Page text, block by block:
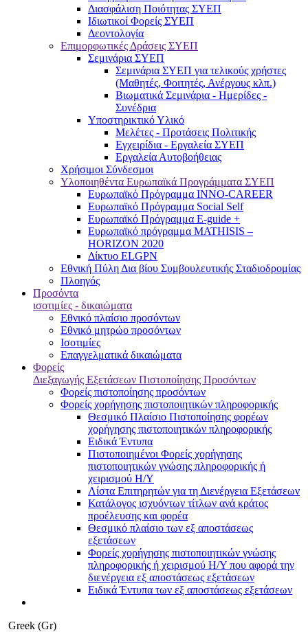
Διασφάλιση Ποιότητας ΣΥΕΠ
Ιδιωτικοί Φορείς ΣΥΕΠ
Δεοντολογία
Επιμορφωτικές Δράσεις ΣΥΕΠ
Σεμινάρια ΣΥΕΠ
Σεμινάρια ΣΥΕΠ για τελικούς χρήστες
(Μαθητές, Φοιτητές, Ανέργους κλπ.)
Βιωματικά Σεμινάρια - Ημερίδες -
Συνέδρια
Υποστηρικτικό Υλικό
Μελέτες - Προτάσεις Πολιτικής
Εγχειρίδια - Εργαλεία ΣΥΕΠ
Εργαλεία Αυτοβοήθειας
Χρήσιμοι Σύνδεσμοι
Υλοποιηθέντα Ευρωπαϊκά Προγράμματα ΣΥΕΠ
Ευρωπαϊκό Πρόγραμμα INNO-CAREER
Ευρωπαϊκό Πρόγραμμα Social Self
Ευρωπαϊκό Πρόγραμμα E-guide +
Ευρωπαϊκό πρόγραμμα MATHISIS –
HORIZON 2020
Δίκτυο ELGPN
Εθνική Πύλη Δια βίου Συμβουλευτικής Σταδιοδρομίας
Πλοηγός
Προσόντα
ισοτιμίες - δικαιώματα
Εθνικό πλαίσιο προσόντων
Εθνικό μητρώο προσόντων
Ισοτιμίες
Επαγγελματικά δικαιώματα
Φορείς
Διεξαγωγής Εξετάσεων Πιστοποίησης Προσόντων
Φορείς πιστοποίησης προσόντων
Φορείς χορήγησης πιστοποιητικών πληροφορικής
Θεσμικό Πλαίσιο Πιστοποίησης φορέων
χορήγησης πιστοποιητικών πληροφορικής
Ειδικά Έντυπα
Πιστοποιημένοι Φορείς χορήγησης
πιστοποιητικών γνώσης πληροφορικής ή
χειρισμού Η/Υ
Λίστα Επιτηρητών για τη Διενέργεια Εξετάσεων
Κατάλογος ισχυόντων τίτλων ανά κράτος
προέλευσης και φορέα
Θεσμικό πλαίσιο των εξ αποστάσεως
εξετάσεων
Φορείς χορήγησης πιστοποιητικών γνώσης
πληροφορικής ή χειρισμού Η/Υ που αφορά την
διενέργεια εξ αποστάσεως εξετάσεων
Ειδικά Έντυπα των εξ αποστάσεως εξετάσεων
Greek (Gr)